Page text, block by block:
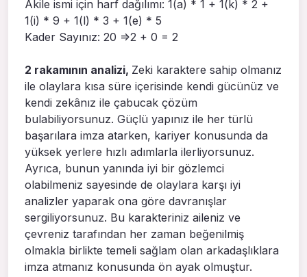
Akile ismi için harf dağılımı: 1(a) * 1 + 1(k) * 2 +
1(i) * 9 + 1(l) * 3 + 1(e) * 5
Kader Sayınız: 20 =>2 + 0 = 2
2 rakamının analizi, Zeki karaktere sahip olmanız
ile olaylara kısa süre içerisinde kendi gücünüz ve
kendi zekânız ile çabucak çözüm
bulabiliyorsunuz. Güçlü yapınız ile her türlü
başarılara imza atarken, kariyer konusunda da
yüksek yerlere hızlı adımlarla ilerliyorsunuz.
Ayrıca, bunun yanında iyi bir gözlemci
olabilmeniz sayesinde de olaylara karşı iyi
analizler yaparak ona göre davranışlar
sergiliyorsunuz. Bu karakteriniz aileniz ve
çevreniz tarafından her zaman beğenilmiş
olmakla birlikte temeli sağlam olan arkadaşlıklara
imza atmanız konusunda ön ayak olmuştur.